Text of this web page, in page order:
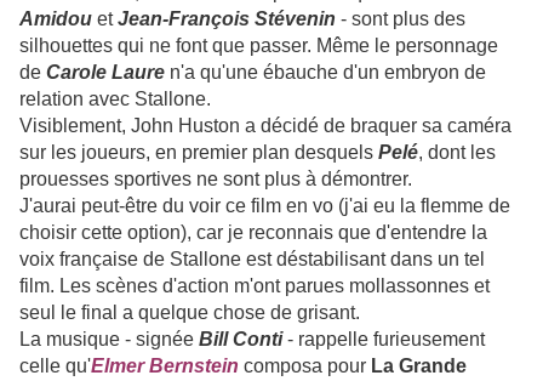
Amidou etJean-François Stévenin - sont plus des
silhouettes qui ne font que passer. Même le personnage
de Carole Laure n'a qu'une ébauche d'un embryon de
relation avec Stallone.
Visiblement, John Huston a décidé de braquer sa caméra
sur les joueurs, en premier plan desquels Pelé, dont les
prouesses sportives ne sont plus à démontrer.
J'aurai peut-être du voir ce film en vo (j'ai eu la flemme de
choisir cette option), car je reconnais que d'entendre la
voix française de Stallone est déstabilisant dans un tel
film. Les scènes d'action m'ont parues mollassonnes et
seul le final a quelque chose de grisant.
La musique - signée Bill Conti - rappelle furieusement
celle qu'Elmer Bernstein composa pour La Grande